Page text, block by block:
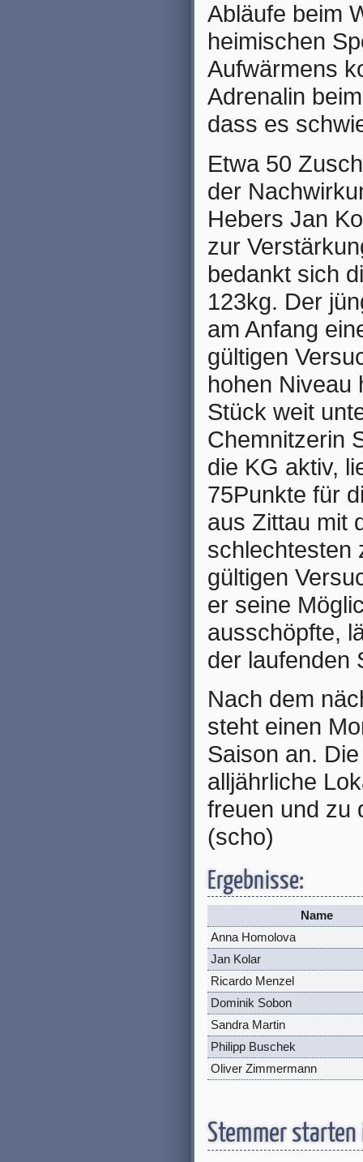
Abläufe beim
heimischen
Aufwärmens
Adrenalin
dass es
Etwa 50
der
Hebers Jan
zur
bedankt sich
123kg. Der
am Anfang
gültigen
hohen Niveau
Stück weit
Chemnitzerin
die KG aktiv,
75Punkte für
aus Zittau mit
schlechtesten
gültigen
er seine
ausschöpfte,
der laufenden
Nach dem
steht einen
Saison an.
alljährliche
freuen und zu
(scho)
Ergebnisse:
Name
Anna Homolova
Jan Kolar
Ricardo Menzel
Dominik Sobon
Sandra Martin
Philipp Buschek
Oliver Zimmermann
Stemmer starten